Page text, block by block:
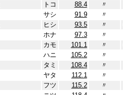
トコ 88.4 〃
サシ 91.9 〃
ヒシ 93.5 〃
ホナ 97.3 〃
カモ 101.1 〃
ハニ 105.2 〃
タミ 108.4 〃
ヤタ 112.1 〃
フツ 115.2 〃